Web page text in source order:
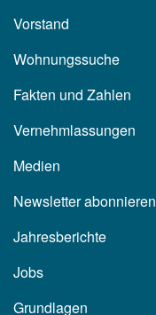
Vorstand
Wohnungssuche
Fakten und Zahlen
Vernehmlassungen
Medien
Newsletter abonnieren
Jahresberichte
Jobs
Grundlagen